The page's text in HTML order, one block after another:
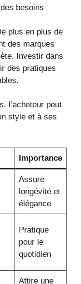
besoins
plus en plus de
des marques
Investir dans
des pratiques
l’acheteur peut
style et à ses
Importance
Assure
longévité et
élégance
Pratique
pour le
quotidien
Attire une